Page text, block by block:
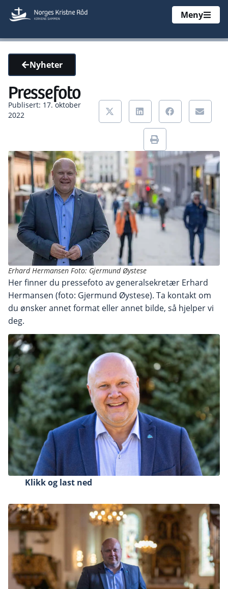
Meny
Nyheter
Pressefoto
Publisert: 17. oktober
2022
Erhard Hermansen Foto: Gjermund Øystese
Her finner du pressefoto av generalsekretær Erhard
Hermansen (foto: Gjermund Øystese). Ta kontakt om
du ønsker annet format eller annet bilde, så hjelper vi
deg.
Klikk og last ned